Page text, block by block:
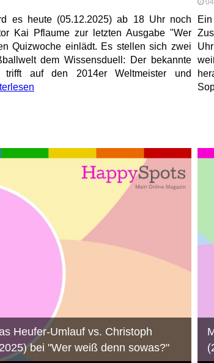
es heute (05.12.2025) ab 18 Uhr noch
Kai Pflaume zur letzten Ausgabe "Wer
Quizwoche einlädt. Es stellen sich zwei
dem Wissensduell: Der bekannte
trifft auf den 2014er Weltmeister und
Heufer-Umlauf vs. Christoph
bei "Wer weiß denn sowas?"